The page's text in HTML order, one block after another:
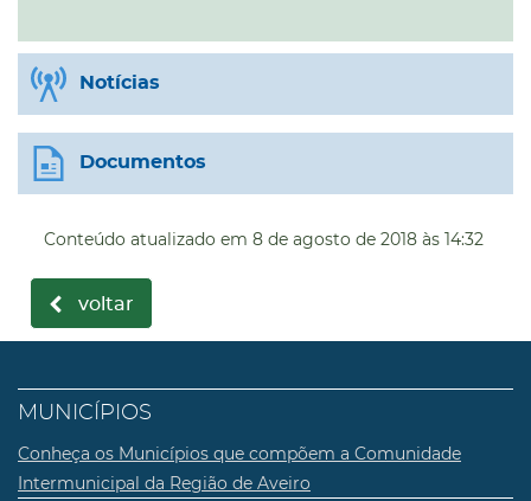
Notícias
Documentos
Conteúdo atualizado em 8 de agosto de 2018 às 14:32
voltar
MUNICÍPIOS
Conheça os Municípios que compõem a Comunidade
Intermunicipal da Região de Aveiro